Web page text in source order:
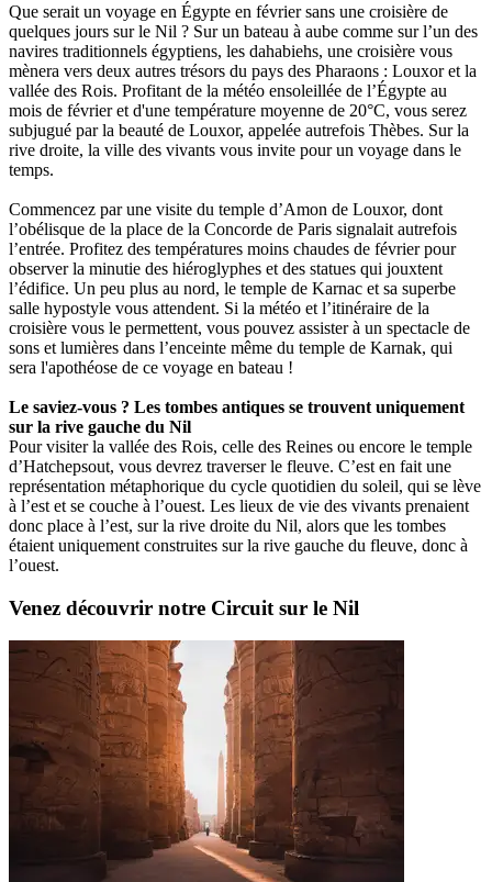
Que serait un voyage en Égypte en février sans une croisière de
quelques jours sur le Nil ? Sur un bateau à aube comme sur l’un des
navires traditionnels égyptiens, les dahabiehs, une croisière vous
mènera vers deux autres trésors du pays des Pharaons : Louxor et la
vallée des Rois. Profitant de la météo ensoleillée de l’Égypte au
mois de février et d'une température moyenne de 20°C, vous serez
subjugué par la beauté de Louxor, appelée autrefois Thèbes. Sur la
rive droite, la ville des vivants vous invite pour un voyage dans le
temps.
Commencez par une visite du temple d’Amon de Louxor, dont
l’obélisque de la place de la Concorde de Paris signalait autrefois
l’entrée. Profitez des températures moins chaudes de février pour
observer la minutie des hiéroglyphes et des statues qui jouxtent
l’édifice. Un peu plus au nord, le temple de Karnac et sa superbe
salle hypostyle vous attendent. Si la météo et l’itinéraire de la
croisière vous le permettent, vous pouvez assister à un spectacle de
sons et lumières dans l’enceinte même du temple de Karnak, qui
sera l'apothéose de ce voyage en bateau !
Le saviez-vous ? Les tombes antiques se trouvent uniquement
sur la rive gauche du Nil
Pour visiter la vallée des Rois, celle des Reines ou encore le temple
d’Hatchepsout, vous devrez traverser le fleuve. C’est en fait une
représentation métaphorique du cycle quotidien du soleil, qui se lève
à l’est et se couche à l’ouest. Les lieux de vie des vivants prenaient
donc place à l’est, sur la rive droite du Nil, alors que les tombes
étaient uniquement construites sur la rive gauche du fleuve, donc à
l’ouest.
Venez découvrir notre Circuit sur le Nil